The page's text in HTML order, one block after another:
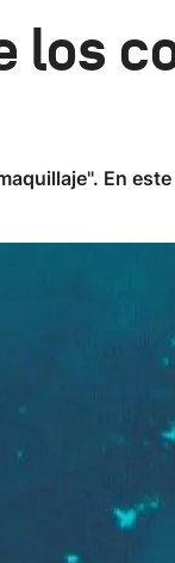
los
En